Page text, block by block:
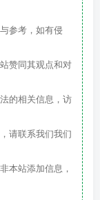
参考，如有侵
赞同其观点和对
的相关信息，访
请联系我们我们
本站添加信息，